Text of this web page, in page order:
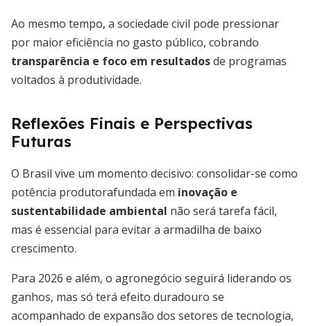
Ao mesmo tempo, a sociedade civil pode pressionar
por maior eficiência no gasto público, cobrando
transparência e foco em resultadosde programas
voltados à produtividade.
Reflexões Finais e Perspectivas
Futuras
O Brasil vive um momento decisivo: consolidar-se como
potência produtorafundada em inovação e
sustentabilidade ambiental não será tarefa fácil,
mas é essencial para evitar a armadilha de baixo
crescimento.
Para 2026 e além, o agronegócio seguirá liderando os
ganhos, mas só terá efeito duradouro se
acompanhado de expansão dos setores de tecnologia,